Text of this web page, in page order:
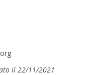
il 22/11/2021